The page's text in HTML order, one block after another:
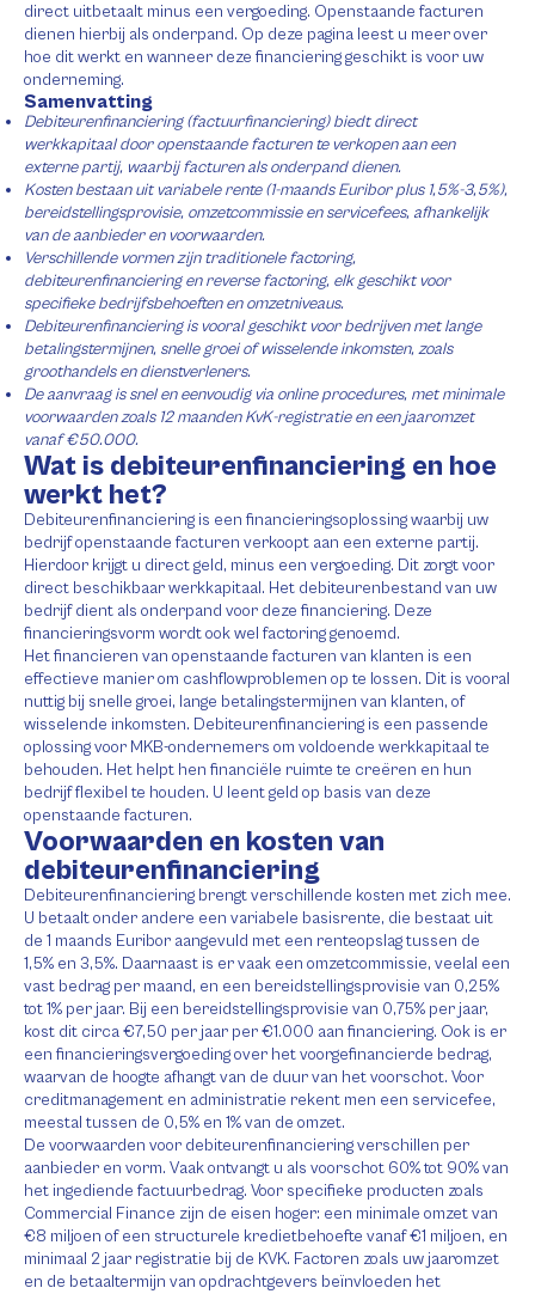
direct uitbetaalt minus een vergoeding. Openstaande facturen
dienen hierbij als onderpand. Op deze pagina leest u meer over
hoe dit werkt en wanneer deze financiering geschikt is voor uw
onderneming.
Samenvatting
Debiteurenfinanciering (factuurfinanciering) biedt direct
werkkapitaal door openstaande facturen te verkopen aan een
externe partij, waarbij facturen als onderpand dienen.
Kosten bestaan uit variabele rente (1-maands Euribor plus 1,5%-3,5%),
bereidstellingsprovisie, omzetcommissie en servicefees, afhankelijk
van de aanbieder en voorwaarden.
Verschillende vormen zijn traditionele factoring,
debiteurenfinanciering en reverse factoring, elk geschikt voor
specifieke bedrijfsbehoeften en omzetniveaus.
Debiteurenfinanciering is vooral geschikt voor bedrijven met lange
betalingstermijnen, snelle groei of wisselende inkomsten, zoals
groothandels en dienstverleners.
De aanvraag is snel en eenvoudig via online procedures, met minimale
voorwaarden zoals 12 maanden KvK-registratie en een jaaromzet
vanaf €50.000.
Wat is debiteurenfinanciering en hoe
werkt het?
Debiteurenfinanciering is een financieringsoplossing waarbij uw
bedrijf openstaande facturen verkoopt aan een externe partij.
Hierdoor krijgt u direct geld, minus een vergoeding. Dit zorgt voor
direct beschikbaar werkkapitaal. Het debiteurenbestand van uw
bedrijf dient als onderpand voor deze financiering. Deze
financieringsvorm wordt ook wel factoring genoemd.
Het financieren van openstaande facturen van klanten is een
effectieve manier om cashflowproblemen op te lossen. Dit is vooral
nuttig bij snelle groei, lange betalingstermijnen van klanten, of
wisselende inkomsten. Debiteurenfinanciering is een passende
oplossing voor MKB-ondernemers om voldoende werkkapitaal te
behouden. Het helpt hen financiële ruimte te creëren en hun
bedrijf flexibel te houden. U leent geld op basis van deze
openstaande facturen.
Voorwaarden en kosten van
debiteurenfinanciering
Debiteurenfinanciering brengt verschillende kosten met zich mee.
U betaalt onder andere een variabele basisrente, die bestaat uit
de 1 maands Euribor aangevuld met een renteopslag tussen de
1,5% en 3,5%. Daarnaast is er vaak een omzetcommissie, veelal een
vast bedrag per maand, en een bereidstellingsprovisie van 0,25%
tot 1% per jaar. Bij een bereidstellingsprovisie van 0,75% per jaar,
kost dit circa €7,50 per jaar per €1.000 aan financiering. Ook is er
een financieringsvergoeding over het voorgefinancierde bedrag,
waarvan de hoogte afhangt van de duur van het voorschot. Voor
creditmanagement en administratie rekent men een servicefee,
meestal tussen de 0,5% en 1% van de omzet.
De voorwaarden voor debiteurenfinanciering verschillen per
aanbieder en vorm. Vaak ontvangt u als voorschot 60% tot 90% van
het ingediende factuurbedrag. Voor specifieke producten zoals
Commercial Finance zijn de eisen hoger: een minimale omzet van
€8 miljoen of een structurele kredietbehoefte vanaf €1 miljoen, en
minimaal 2 jaar registratie bij de KVK. Factoren zoals uw jaaromzet
en de betaaltermijn van opdrachtgevers beïnvloeden het